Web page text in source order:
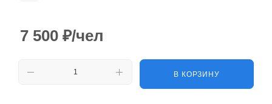
7 500 ₽/чел
В КОРЗИНУ